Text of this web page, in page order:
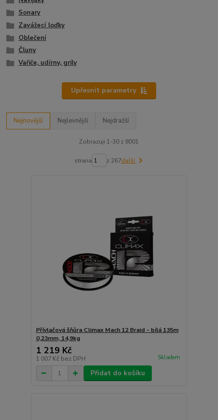
Sonary
Zavážecí loďky
Oblečení
Čluny
Vařiče, udírny, grily
Upřesnit parametry
Nejnovější Nejlevnější Nejdražší
Zobrazuji 1-30 z 8001
strana z 267další
Přívlačová šňůra Climax Mach 12 Braid - bílá 135m
0,23mm, 14,9kg
1 219 Kč
1 007 Kč bez DPH Skladem
Přidat do košíku